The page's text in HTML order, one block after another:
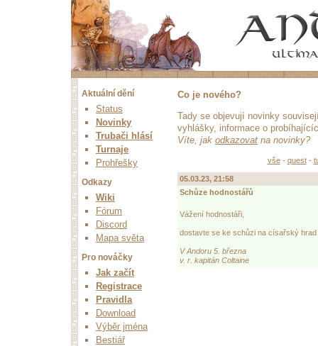
Aktuální dění
Status
Novinky
Trubači hlásí
Turnaje
Prohřešky
Odkazy
Wiki
Fórum
Discord
Mapa světa
Pro nováčky
Jak začít
Registrace
Pravidla
Download
Výběr jména
Bestiář
Co je nového?
Tady se objevují novinky
vyhlášky, informace o
Víte, jak odkazovat na novinky?
vše- quest-
05.03.23, 21:58
Schůze hodnostářů
Vážení hodnostáři,
dostavte se ke schůzi na císařský
V Andoru 5. března
v. r. kapitán Coltaine